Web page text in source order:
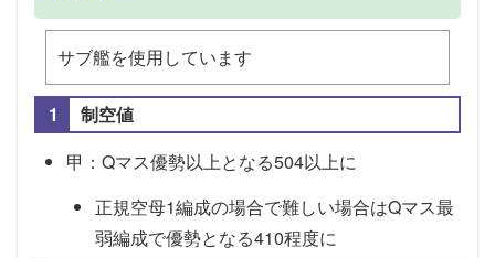
サブ艦を使用しています
制空値
甲：Qマス優勢以上となる504以上に
正規空母1編成の場合で難しい場合はQマス最
弱編成で優勢となる410程度に